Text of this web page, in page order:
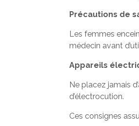
Précautions de
Les femmes
médecin avant
Appareils
Ne placez jamais
d’électrocution.
Ces consignes